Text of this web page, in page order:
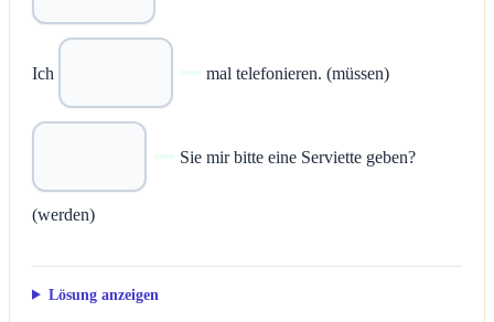
Ich mal telefonieren. (müssen)
Sie mir bitte eine Serviette geben?
(werden)
Lösung anzeigen